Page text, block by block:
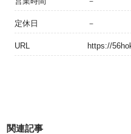
定休日 －
URL https://
関連記事